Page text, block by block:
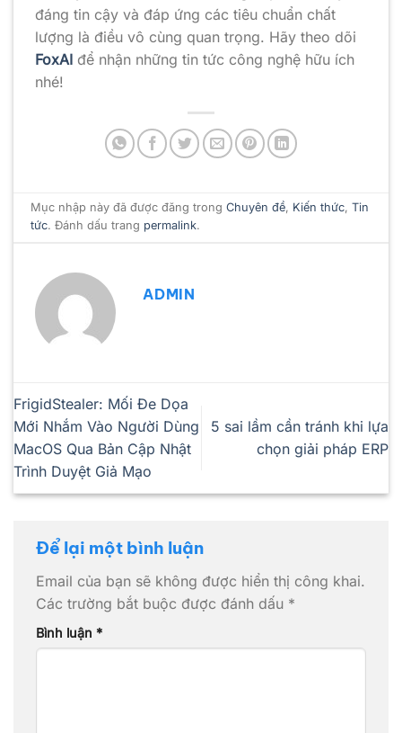
đáng tin cậy và đáp ứng các tiêu chuẩn chất
lượng là điều vô cùng quan trọng. Hãy theo dõi
FoxAI để nhận những tin tức công nghệ hữu ích
nhé!
Mục nhập này đã được đăng trongChuyên đề, Kiến thức,Tin
tức. Đánh dấu trang permalink.
ADMIN
FrigidStealer: Mối Đe Dọa
Mới Nhắm Vào Người Dùng
MacOS Qua Bản Cập Nhật
Trình Duyệt Giả Mạo
5 sai lầm cần tránh khi lựa
chọn giải pháp ERP
Để lại một bình luận
Email của bạn sẽ không được hiển thị công khai.
Các trường bắt buộc được đánh dấu *
Bình luận *